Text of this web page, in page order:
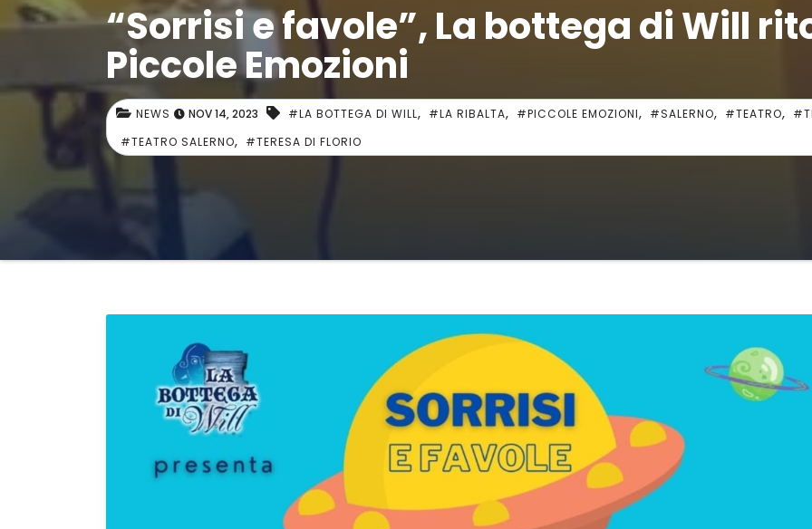
“Sorrisi e favole”, La bottega di Will
Piccole Emozioni
NEWS NOV 14, 2023 #LA BOTTEGA DI WILL, #LA RIBALTA, #PICCOLE EMOZIONI, #SALERNO, #TEATRO,
#TEATRO SALERNO, #TERESA DI FLORIO